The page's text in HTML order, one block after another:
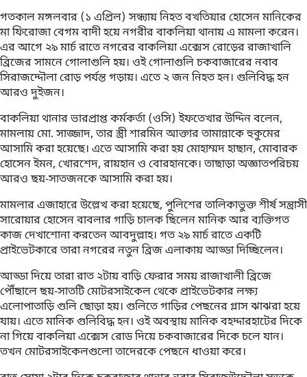
গতকাল মঙ্গলবার (১ এপ্রিল) সন্ধ্যায় নিহত বখতিয়ার হোসেন মানিকের
মা ফিরোজা বেগম বাদী হয়ে নগরীর বাকলিয়া থানায় এ মামলা করেন।
এর আগে ২৯ মার্চ রাতে নগরের বাকলিয়া এক্সেস রোড়ের রাজাখালি
ব্রিজের সামনে গোলাগুলি হয়। ওই গোলাগুলি চকবাজারের নবাব
সিরাজদ্দৌলা রোড় পর্যন্ত গড়ায়। এতে ২ জন নিহত হন। গুলিবিদ্ধ হন
আরও দুইজন।
বাকলিয়া থানার ভারপ্রাপ্ত কর্মকর্তা (ওসি) ইফতেখার উদ্দিন বলেন,
মামলায় মো. সাজ্জাদ, তার স্ত্রী শারমিন আক্তার তামান্নাকে হুকুমের
আসামি করা হয়েছে। এতে আসামি করা হয় মোহাম্মদ হাছান, মোবারক
হোসেন ইমন, খোরশেদ, রায়হান ও বোরহানকে। তাছাড়া অজ্ঞাতপরিচয়
আরও ছয়-সাতজনকে আসামি করা হয়।
মামলার এজাহারে উল্লেখ করা হয়েছে, পুলিশের তালিকাভুক্ত শীর্ষ সন্ত্রাসী
সারোয়ার হোসেন বাবলার গাড়ি চালক ছিলেন মানিক আর ব্যক্তিগত
কাজ দেখাশোনা করতেন আবদুল্লাহ। গত ২৯ মার্চ রাতে একটি
প্রাইভেটকারে তারা নগরের নতুন ব্রিজ এলাকায় আড্ডা দিচ্ছিলেন।
আড্ডা দিয়ে তারা রাত ২টায় বাড়ি ফেরার সময় রাজাখালী ব্রিজে
পৌঁছালে ছয়-সাতটি মোটরসাইকেল থেকে প্রাইভেটকার লক্ষ্য
এলোপাতাড়ি গুলি ছোড়া হয়। গুলিতে গাড়ির পেছনের গ্লাস ঝাঝরা হয়ে
যায়। এতে মানিক গুলিবিদ্ধ হন। ওই অবস্থায় মানিক বহদ্দারহাটের দিকে
না গিয়ে বাকলিয়া এক্সেস রোড দিয়ে চকবাজারের দিকে চলে যান।
তখন মোটরসাইকেলগুলো তাদেরকে পেছনে ধাওয়া করে।